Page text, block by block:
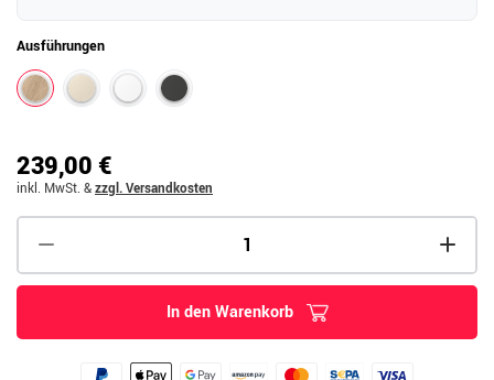
Ausführungen
239,00 €
inkl. MwSt. &zzgl. Versandkosten
In den Warenkorb